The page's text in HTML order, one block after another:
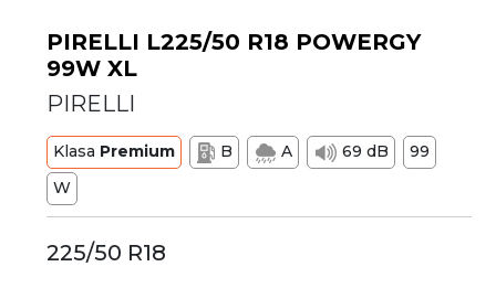
PIRELLI L225/50 R18 POWERGY
99W XL
PIRELLI
Klasa Premium B A 69 dB
99
W
225/50 R18